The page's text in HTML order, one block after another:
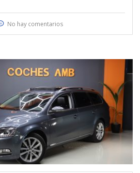
No hay comentarios